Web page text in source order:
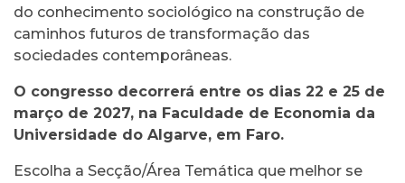
do conhecimento sociológico na construção de
caminhos futuros de transformação das
sociedades contemporâneas.
O congresso decorrerá entre os dias 22 e 25 de
março de 2027, na Faculdade de Economia da
Universidade do Algarve, em Faro.
Escolha a Secção/Área Temática que melhor se